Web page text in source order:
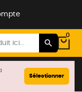
0
Sélectionner